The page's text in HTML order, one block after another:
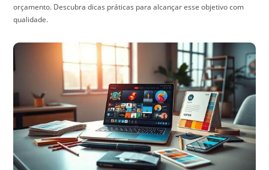
orçamento. Descubra dicas práticas para alcançar esse objetivo com
qualidade.